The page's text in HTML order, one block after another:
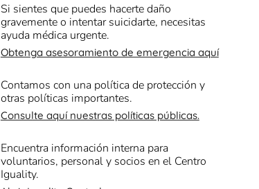
Si sientes que puedes hacerte daño
gravemente o intentar suicidarte, necesitas
ayuda médica urgente.
Obtenga asesoramiento de emergencia aquí
Contamos con una política de protección y
otras políticas importantes.
Consulte aquí nuestras políticas públicas.
Encuentra información interna para
voluntarios, personal y socios en el Centro
Iguality.